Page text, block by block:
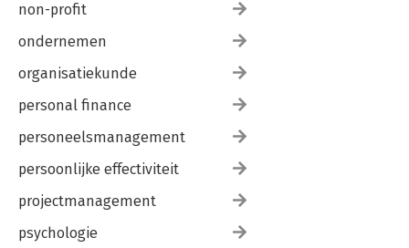
non-profit
ondernemen
organisatiekunde
personal finance
personeelsmanagement
persoonlijke effectiviteit
projectmanagement
psychologie